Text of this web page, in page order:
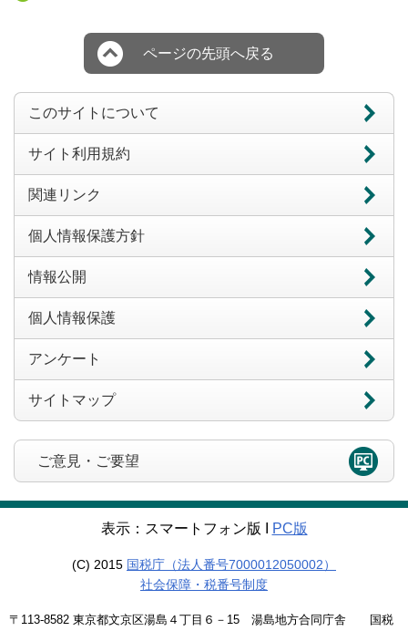
ページの先頭へ戻る
このサイトについて
サイト利用規約
関連リンク
個人情報保護方針
情報公開
個人情報保護
アンケート
サイトマップ
ご意見・ご要望
表示：スマートフォン版 Ι PC版
(C) 2015 国税庁（法人番号7000012050002）
社会保障・税番号制度
〒113-8582 東京都文京区湯島４丁目６－15 湯島地方合同庁舎 国税